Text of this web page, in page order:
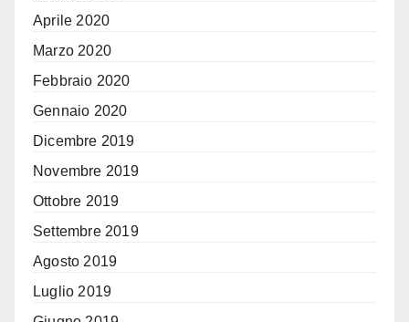
Aprile 2020
Marzo 2020
Febbraio 2020
Gennaio 2020
Dicembre 2019
Novembre 2019
Ottobre 2019
Settembre 2019
Agosto 2019
Luglio 2019